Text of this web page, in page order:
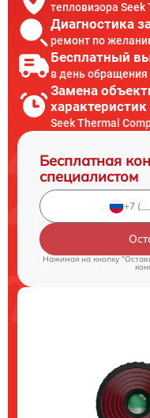
тепловизора Seek
Диагностика
ремонт по
Бесплатный
в день обращения
Замена
Seek Thermal
Бесплатная
специалистом
Нажимая на кнопку